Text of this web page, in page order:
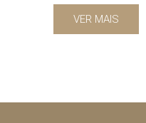
VER MAIS